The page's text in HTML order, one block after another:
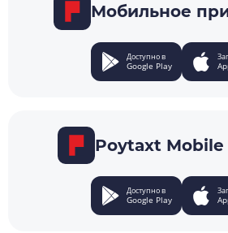
Мобильное
Доступно в
Google Play
Poytaxt Mobile
Доступно в
Google Play